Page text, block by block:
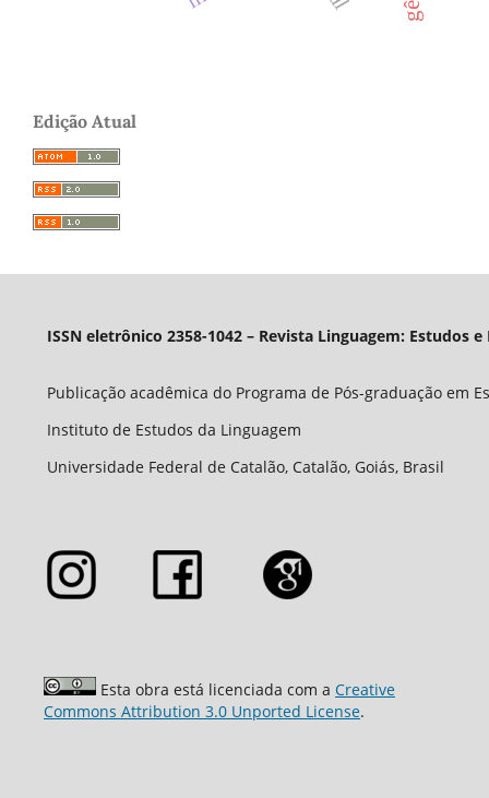
Edição Atual
ISSN eletrônico 2358-1042 – Revista Linguagem: Estudos e
Publicação acadêmica do Programa de Pós-graduação em
Instituto de Estudos da Linguagem
Universidade Federal de Catalão, Catalão, Goiás, Brasil
Esta obra está licenciada com a Creative
Commons Attribution 3.0 Unported License.